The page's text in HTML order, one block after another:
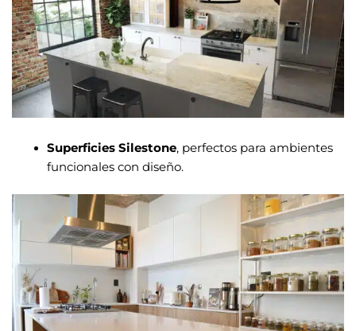
Superficies Silestone, perfectos para ambientes
funcionales con diseño.